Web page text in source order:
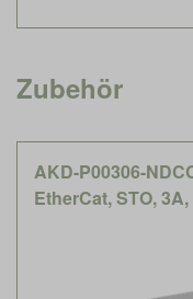
Zubehör
AKD-P00306-
EtherCat, STO,